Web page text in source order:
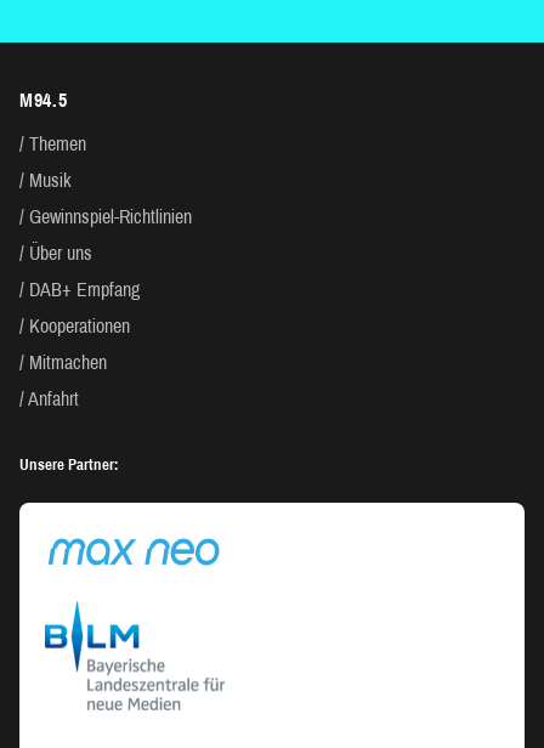
M94.5
Themen
Musik
Gewinnspiel-Richtlinien
Über uns
DAB+ Empfang
Kooperationen
Mitmachen
Anfahrt
Unsere Partner: